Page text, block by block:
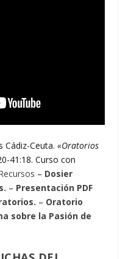
Cádiz-Ceuta.«Oratorios
41:18. Curso con
– Dosier
– Presentación PDF
– Oratorio
sobre la Pasión de